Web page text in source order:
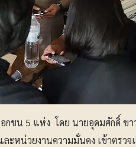
กชน 5 แห่ง โดย นายอุดมศักดิ์ ข
หน่วยงานความมั่นคง เข้าตรวจ